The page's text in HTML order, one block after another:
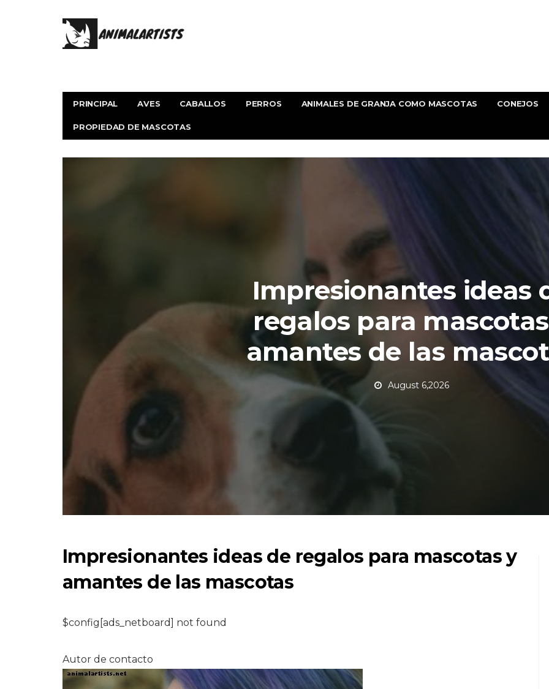
PRINCIPAL AVES CABALLOS PERROS ANIMALES DE GRANJA COMO MASCOTAS CONEJOS
PROPIEDAD DE MASCOTAS
Impresionantes ideas
regalos para
amantes de las
August 6,2026
Impresionantes ideas de regalos para mascotas y
amantes de las mascotas
$config[ads_netboard] not found
Autor de contacto
¿Es el Endlers